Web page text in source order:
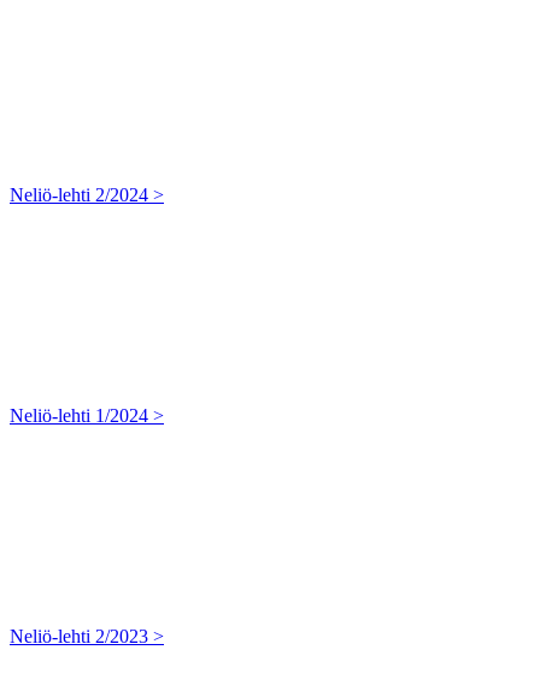
Neliö-lehti 2/2024 >
Neliö-lehti 1/2024 >
Neliö-lehti 2/2023 >